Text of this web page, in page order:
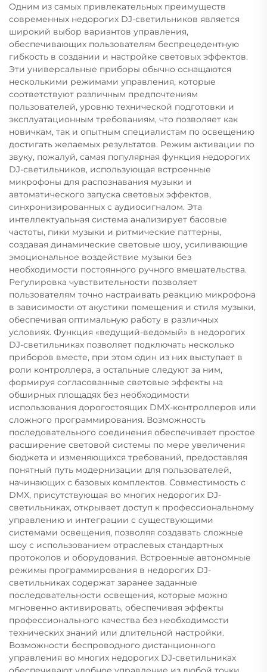
Одним из самых привлекательных преимуществ
современных недорогих DJ-светильников является
широкий выбор вариантов управления,
обеспечивающих пользователям беспрецедентную
гибкость в создании и настройке световых эффектов.
Эти универсальные приборы обычно оснащаются
несколькими режимами управления, которые
соответствуют различным предпочтениям
пользователей, уровню технической подготовки и
эксплуатационным требованиям, что позволяет как
новичкам, так и опытным специалистам по освещению
достигать желаемых результатов. Режим активации по
звуку, пожалуй, самая популярная функция недорогих
DJ-светильников, использующая встроенные
микрофоны для распознавания музыки и
автоматического запуска световых эффектов,
синхронизированных с аудиосигналом. Эта
интеллектуальная система анализирует басовые
частоты, пики музыки и ритмические паттерны,
создавая динамические световые шоу, усиливающие
эмоциональное воздействие музыки без
необходимости постоянного ручного вмешательства.
Регулировка чувствительности позволяет
пользователям точно настраивать реакцию микрофона
в зависимости от акустики помещения и стиля музыки,
обеспечивая оптимальную работу в различных
условиях. Функция «ведущий-ведомый» в недорогих
DJ-светильниках позволяет подключать несколько
приборов вместе, при этом один из них выступает в
роли контроллера, а остальные следуют за ним,
формируя согласованные световые эффекты на
обширных площадях без необходимости
использования дорогостоящих DMX-контроллеров или
сложного программирования. Возможность
последовательного соединения обеспечивает простое
расширение световой системы по мере увеличения
бюджета и изменяющихся требований, предоставляя
понятный путь модернизации для пользователей,
начинающих с базовых комплектов. Совместимость с
DMX, присутствующая во многих недорогих DJ-
светильниках, открывает доступ к профессиональному
управлению и интеграции с существующими
системами освещения, позволяя создавать сложные
шоу с использованием отраслевых стандартных
протоколов и оборудования. Встроенные автономные
режимы программирования в недорогих DJ-
светильниках содержат заранее заданные
последовательности освещения, которые можно
мгновенно активировать, обеспечивая эффекты
профессионального качества без необходимости
технических знаний или длительной настройки.
Возможности беспроводного дистанционного
управления во многих недорогих DJ-светильниках